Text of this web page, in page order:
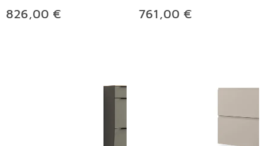
826,00 € 761,00 €